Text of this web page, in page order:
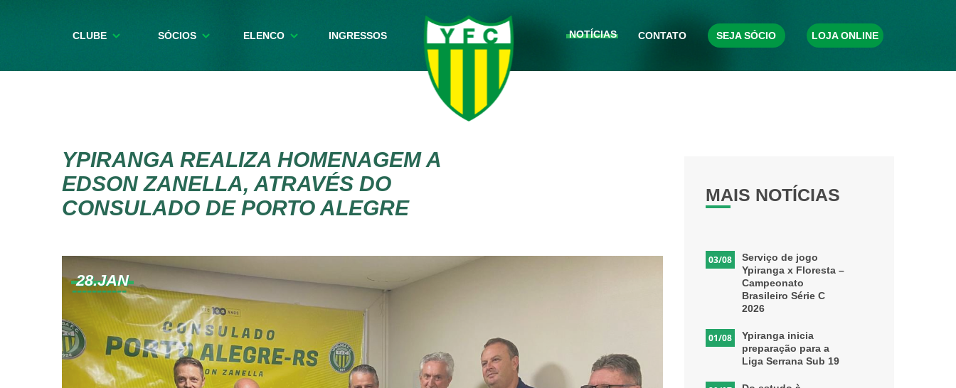
CLUBE SÓCIOS ELENCO INGRESSOS NOTÍCIAS CONTATO SEJA SÓCIO LOJA ONLINE
YPIRANGA REALIZA HOMENAGEM A
EDSON ZANELLA, ATRAVÉS DO
CONSULADO DE PORTO ALEGRE
28.JAN
MAIS NOTÍCIAS
03/08
Serviço de jogo
Ypiranga x Floresta –
Campeonato
Brasileiro Série C
2026
01/08
Ypiranga inicia
preparação para a
Liga Serrana Sub 19